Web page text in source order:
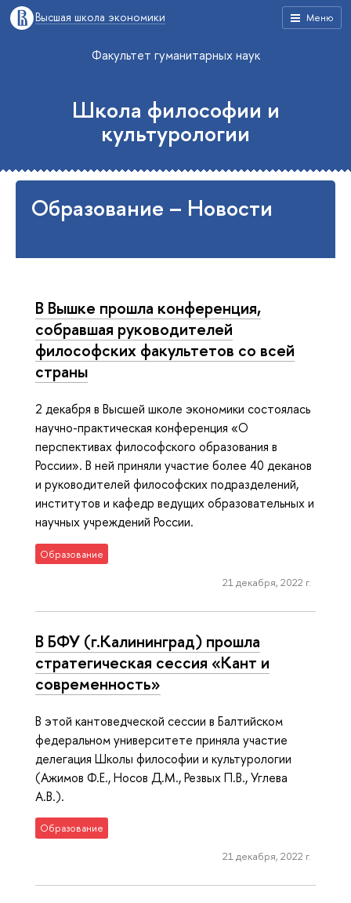
Меню
Высшая школа экономики
Факультет гуманитарных наук
Школа философии и
культурологии
Образование – Новости
В Вышке прошла конференция,
собравшая руководителей
философских факультетов со всей
страны
2 декабря в Высшей школе экономики состоялась
научно-практическая конференция «О
перспективах философского образования в
России». В ней приняли участие более 40 деканов
и руководителей философских подразделений,
институтов и кафедр ведущих образовательных и
научных учреждений России.
Образование
21 декабря, 2022 г.
В БФУ (г.Калининград) прошла
стратегическая сессия «Кант и
современность»
В этой кантоведческой сессии в Балтийском
федеральном университете приняла участие
делегация Школы философии и культурологии
(Ажимов Ф.Е., Носов Д.М., Резвых П.В., Углева
А.В.).
Образование
21 декабря, 2022 г.